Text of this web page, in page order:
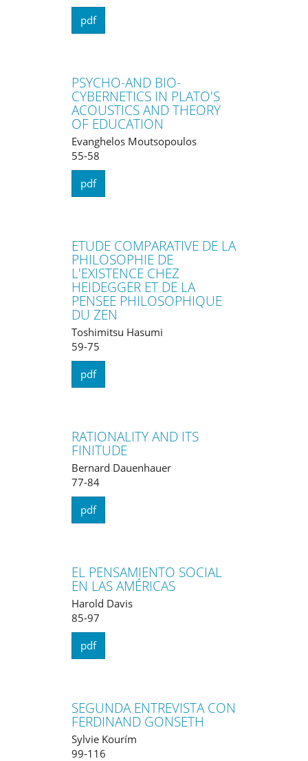
pdf
PSYCHO-AND BIO-
CYBERNETICS IN PLATO'S
ACOUSTICS AND THEORY
OF EDUCATION
Evanghelos Moutsopoulos
55-58
pdf
ETUDE COMPARATIVE DE LA
PHILOSOPHIE DE
L'EXISTENCE CHEZ
HEIDEGGER ET DE LA
PENSEE PHILOSOPHIQUE
DU ZEN
Toshimitsu Hasumi
59-75
pdf
RATIONALITY AND ITS
FINITUDE
Bernard Dauenhauer
77-84
pdf
EL PENSAMIENTO SOCIAL
EN LAS AMÉRICAS
Harold Davis
85-97
pdf
SEGUNDA ENTREVISTA CON
FERDINAND GONSETH
Sylvie Kourím
99-116